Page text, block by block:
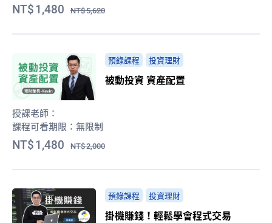
1,480 5,620
預錄課程 投資理財
被動投資 資產配置
授課老師：
課程可看期限： 無限制
1,480 2,000
預錄課程 投資理財
掛機賺錢！輕鬆學會程式交易